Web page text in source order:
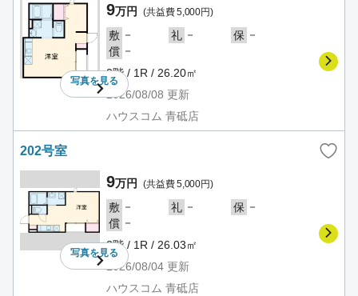
写真を見る
9万円 (共益費 5,000円)
敷 － 礼 － 保 －
償 －
2階 / 1R / 26.20㎡
2026/08/08 更新
ハウスコム 青砥店
202号室
写真を見る
9万円 (共益費 5,000円)
敷 － 礼 － 保 －
償 －
2階 / 1R / 26.03㎡
2026/08/04 更新
ハウスコム 青砥店